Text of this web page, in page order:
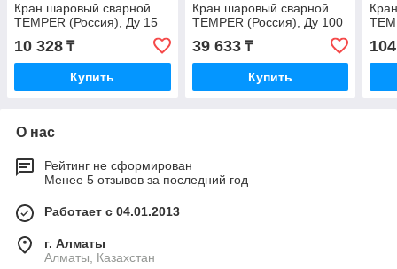
Кран шаровый сварной
TEMPER (Россия), Ду 15
10 328 ₸
Купить
Кран шаровый сварной
TEMPER (Россия), Ду 100
39 633₸
Купить
О нас
Рейтинг не сформирован
Менее 5 отзывов за последний год
Работает с 04.01.2013
г. Алматы
Алматы, Казахстан